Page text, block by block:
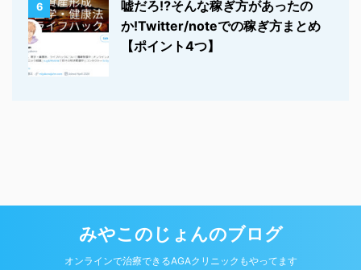
6
嘘だろ⁉そんな稼ぎ方があったの
か!Twitter/noteでの稼ぎ方まとめ
【ポイント4つ】
みやこのじょんのブログ
オンラインで治療できるAGAクリニックもやってます
© 2026 みやこのじょんのブログ Powered by